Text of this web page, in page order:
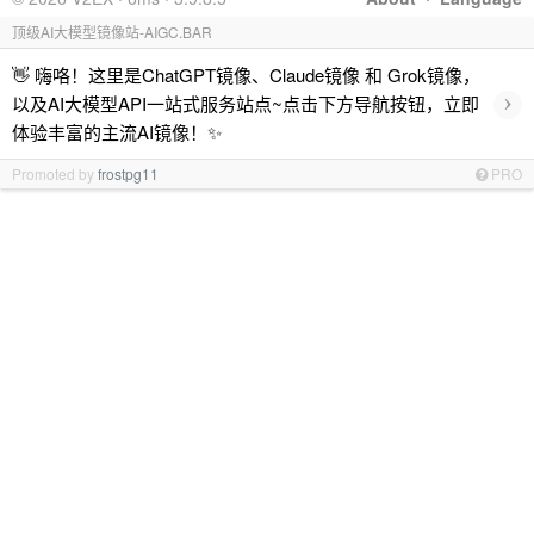
顶级AI大模型镜像站-AIGC.BAR
👋 嗨咯！这里是ChatGPT镜像、Claude镜像 和 Grok镜像，
以及AI大模型API一站式服务站点~点击下方导航按钮，立即
体验丰富的主流AI镜像！✨
›
Promoted byfrostpg11 PRO